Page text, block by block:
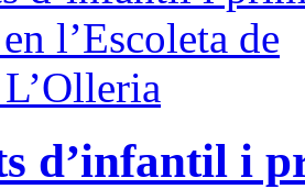
d’infantil i